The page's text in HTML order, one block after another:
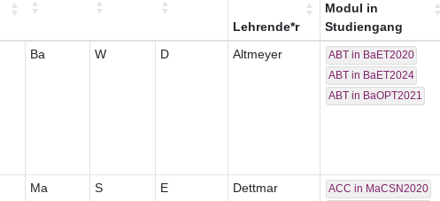
Lehrende*r
Modul in
Studiengang
Ba W D Altmeyer
ABT in BaET2020
ABT in BaET2024
ABT in BaOPT2021
Ma S E Dettmar
ACC in MaCSN2020